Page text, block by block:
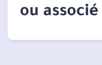
ou associé